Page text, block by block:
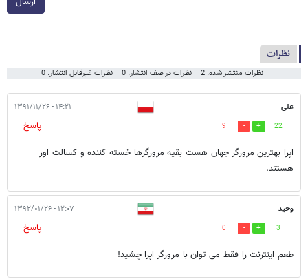
نظرات
نظرات منتشر شده: 2 نظرات در صف انتشار: 0 نظرات غیرقابل انتشار: 0
علی ۱۴:۲۱ - ۱۳۹۱/۱۱/۲۶
22
9
پاسخ
اپرا بهترین مرورگر جهان هست بقیه مرورگرها خسته کننده و کسالت اور
هستند.
وحید ۱۲:۰۷ - ۱۳۹۲/۰۱/۲۶
3
0
پاسخ
طعم اینترنت را فقط می توان با مرورگر اپرا چشید!